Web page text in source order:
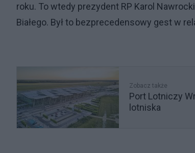
roku. To wtedy prezydent RP Karol
Białego. Był to bezprecedensowy gest w
Zobacz także
Port Lotniczy
lotniska